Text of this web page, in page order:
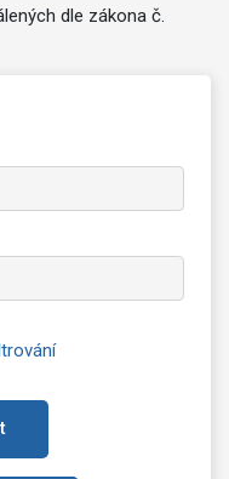
dle zákona č.